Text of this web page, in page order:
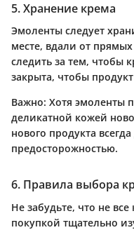
5. Хранение крема
Эмоленты следует
месте, вдали от
следить за тем, чтобы
закрыта, чтобы продукт
Важно: Хотя эмоленты
деликатной кожей
нового продукта
предосторожностью.
6. Правила выбора
Не забудьте, что не
покупкой тщательно